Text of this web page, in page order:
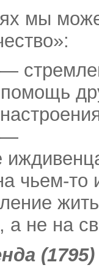
мы
—
чьем-то
не на
(1795)